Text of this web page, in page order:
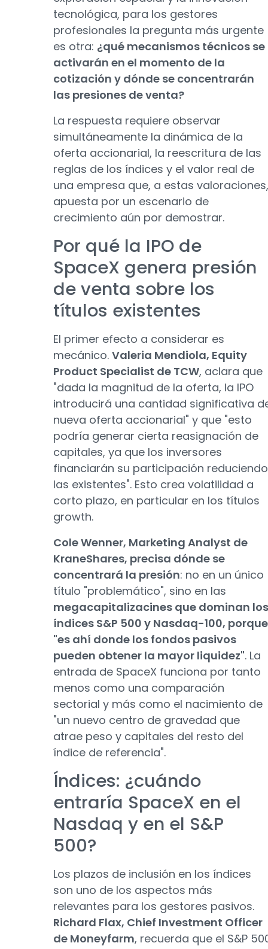
tecnológica, para los gestores
profesionales la pregunta más urgente
es otra: ¿qué mecanismos técnicos se
activarán en el momento de la
cotización y dónde se concentrarán
las presiones de venta?
La respuesta requiere observar
simultáneamente la dinámica de la
oferta accionarial, la reescritura de las
reglas de los índices y el valor real de
una empresa que, a estas valoraciones,
apuesta por un escenario de
crecimiento aún por demostrar.
Por qué la IPO de
SpaceX genera presión
de venta sobre los
títulos existentes
El primer efecto a considerar es
mecánico. Valeria Mendiola, Equity
Product Specialist de TCW, aclara que
"dada la magnitud de la oferta, la IPO
introducirá una cantidad significativa
nueva oferta accionarial" y que "esto
podría generar cierta reasignación de
capitales, ya que los inversores
financiarán su participación reduciendo
las existentes". Esto crea volatilidad a
corto plazo, en particular en los títulos
growth.
Cole Wenner, Marketing Analyst de
KraneShares, precisa dónde se
concentrará la presión: no en un único
título "problemático", sino en las
megacapitalizacines que dominan los
índices S&P 500 y Nasdaq-100, porque
"es ahí donde los fondos pasivos
pueden obtener la mayor liquidez". La
entrada de SpaceX funciona por tanto
menos como una comparación
sectorial y más como el nacimiento de
"un nuevo centro de gravedad que
atrae peso y capitales del resto del
índice de referencia".
Índices: ¿cuándo
entraría SpaceX en el
Nasdaq y en el S&P
500?
Los plazos de inclusión en los índices
son uno de los aspectos más
relevantes para los gestores pasivos.
Richard Flax, Chief Investment Officer
de Moneyfarm, recuerda que el S&P